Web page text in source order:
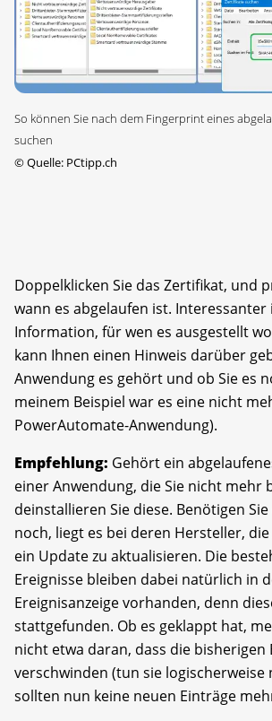
So können Sie nach dem Fingerprint eines
suchen
©Quelle: PCtipp.ch
Doppelklicken Sie das Zertifikat, und
wann es abgelaufen ist.
Information, für wen es ausgestellt
kann Ihnen einen Hinweis darüber
Anwendung es gehört und ob Sie es
meinem Beispiel war es eine nicht
PowerAutomate-Anwendung).
Empfehlung: Gehört ein
einer Anwendung, die Sie nicht mehr
deinstallieren Sie diese. Benötigen
noch, liegt es bei deren Hersteller,
ein Update zu aktualisieren. Die
Ereignisse bleiben dabei natürlich in
Ereignisanzeige vorhanden, denn
stattgefunden. Ob es geklappt hat,
nicht etwa daran, dass die bisherigen
verschwinden (tun sie logischerweise
sollten nun keine neuen Einträge